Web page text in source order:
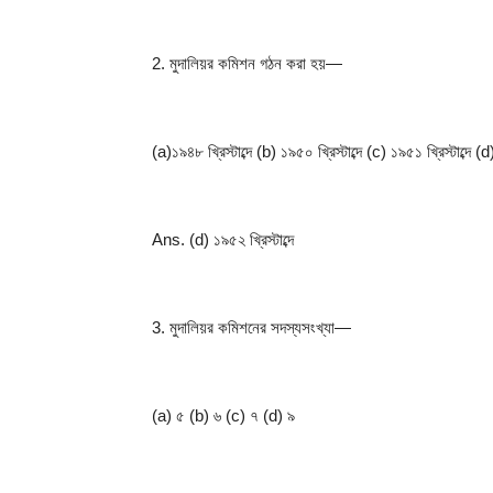
2. মুদালিয়র কমিশন গঠন করা হয়—
(a)১৯৪৮ খ্রিস্টাব্দে (b) ১৯৫০ খ্রিস্টাব্দে (c) ১৯৫১ খ্রিস্টাব্দে
Ans. (d) ১৯৫২ খ্রিস্টাব্দে
3. মুদালিয়র কমিশনের সদস্যসংখ্যা—
(a) ৫ (b) ৬ (c) ৭ (d) ৯